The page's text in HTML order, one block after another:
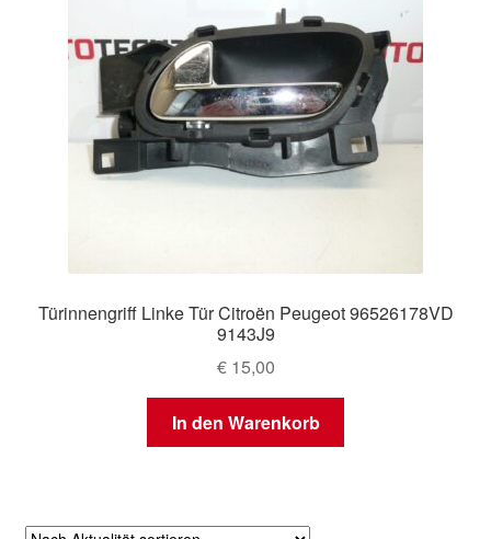
Türinnengriff Linke Tür Citroën Peugeot 96526178VD
9143J9
€15,00
In den Warenkorb